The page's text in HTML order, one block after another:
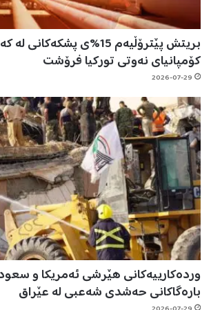
بریتش پێترۆڵیەم 15%ی
کۆمپانیای نەوتی تورکیا فرۆشت
2026-07-29
وردەکارییەکانی هێرشی ئەمریکا و
بارەگاکانی حەشدی شەعبی لە عێراق